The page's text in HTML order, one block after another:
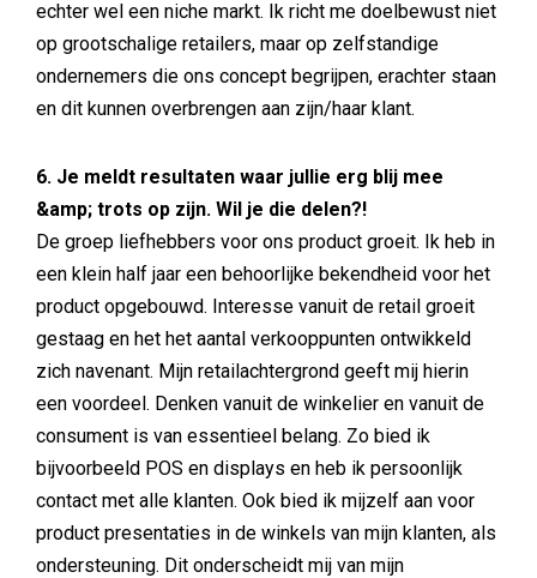
echter wel een niche markt. Ik richt me doelbewust niet
op grootschalige retailers, maar op zelfstandige
ondernemers die ons concept begrijpen, erachter staan
en dit kunnen overbrengen aan zijn/haar klant.
6. Je meldt resultaten waar jullie erg blij mee
&amp; trots op zijn. Wil je die delen?!
De groep liefhebbers voor ons product groeit. Ik heb in
een klein half jaar een behoorlijke bekendheid voor het
product opgebouwd. Interesse vanuit de retail groeit
gestaag en het het aantal verkooppunten ontwikkeld
zich navenant. Mijn retailachtergrond geeft mij hierin
een voordeel. Denken vanuit de winkelier en vanuit de
consument is van essentieel belang. Zo bied ik
bijvoorbeeld POS en displays en heb ik persoonlijk
contact met alle klanten. Ook bied ik mijzelf aan voor
product presentaties in de winkels van mijn klanten, als
ondersteuning. Dit onderscheidt mij van mijn